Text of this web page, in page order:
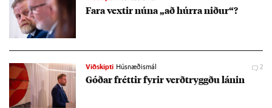
Fara vext­ir núna „að húrra nið­ur“?
Viðskipti Húsnæðismál 2
Góð­ar frétt­ir fyr­ir verð­tryggðu lán­in